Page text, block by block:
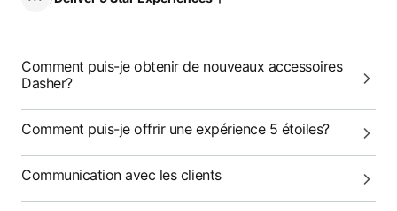
Comment puis-je obtenir de nouveaux accessoires
Dasher?
Comment puis-je offrir une expérience 5 étoiles?
Communication avec les clients